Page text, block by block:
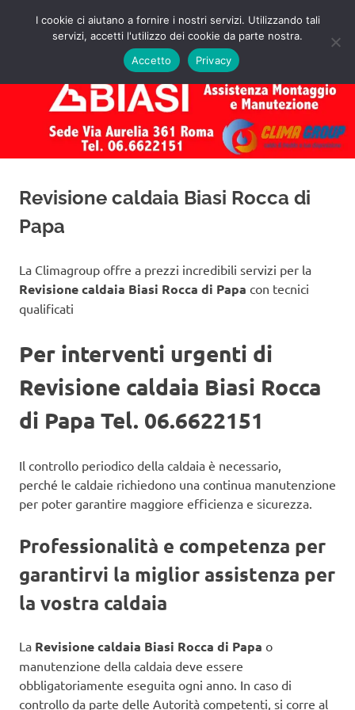
Assistenza
Caldaie
Biasi
Roma
Preventivo!
MENU
Revisione caldaia Biasi Rocca di
Papa
La Climagroup offre a prezzi incredibili servizi per la
Revisione caldaia Biasi Rocca di Papa con tecnici
qualificati
Per interventi urgenti di
Revisione caldaia Biasi Rocca
di Papa Tel. 06.6622151
Il controllo periodico della caldaia è necessario,
perché le caldaie richiedono una continua manutenzione
per poter garantire maggiore efficienza e sicurezza.
Professionalità e competenza per
garantirvi la miglior assistenza per
la vostra caldaia
La Revisione caldaia Biasi Rocca di Papa o
manutenzione della caldaia deve essere
obbligatoriamente eseguita ogni anno. In caso di
controllo da parte delle Autorità competenti, si corre al
I cookie ci aiutano a fornire i nostri servizi. Utilizzando tali
servizi, accetti l'utilizzo dei cookie da parte nostra.
Accetto
Privacy